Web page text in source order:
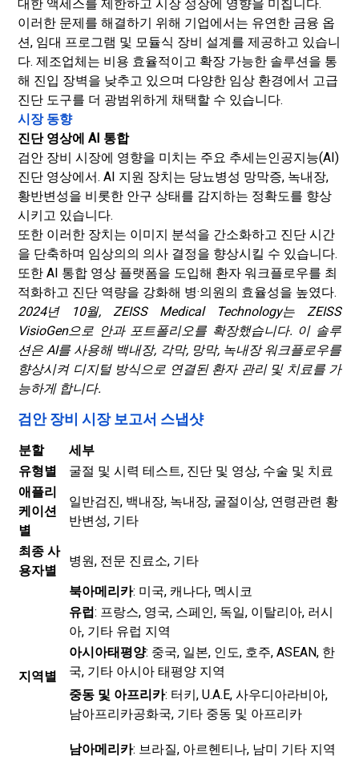
대한 액세스를 제한하고 시장 성장에 영향을 미칩니다.
이러한 문제를 해결하기 위해 기업에서는 유연한 금융 옵
션, 임대 프로그램 및 모듈식 장비 설계를 제공하고 있습니
다. 제조업체는 비용 효율적이고 확장 가능한 솔루션을 통
해 진입 장벽을 낮추고 있으며 다양한 임상 환경에서 고급
진단 도구를 더 광범위하게 채택할 수 있습니다.
시장 동향
진단 영상에 AI 통합
검안 장비 시장에 영향을 미치는 주요 추세는인공지능(AI)
진단 영상에서. AI 지원 장치는 당뇨병성 망막증, 녹내장,
황반변성을 비롯한 안구 상태를 감지하는 정확도를 향상
시키고 있습니다.
또한 이러한 장치는 이미지 분석을 간소화하고 진단 시간
을 단축하며 임상의의 의사 결정을 향상시킬 수 있습니다.
또한 AI 통합 영상 플랫폼을 도입해 환자 워크플로우를 최
적화하고 진단 역량을 강화해 병·의원의 효율성을 높였다.
2024년 10월, ZEISS Medical Technology는 ZEISS
VisioGen으로 안과 포트폴리오를 확장했습니다. 이 솔루
션은 AI를 사용해 백내장, 각막, 망막, 녹내장 워크플로우를
향상시켜 디지털 방식으로 연결된 환자 관리 및 치료를 가
능하게 합니다.
검안 장비 시장 보고서 스냅샷
분할
세부
유형별
굴절 및 시력 테스트, 진단 및 영상, 수술 및 치료
애플리
케이션
별
일반검진, 백내장, 녹내장, 굴절이상, 연령관련 황
반변성, 기타
최종 사
용자별
병원, 전문 진료소, 기타
지역별
북아메리카: 미국, 캐나다, 멕시코
유럽: 프랑스, ​​영국, 스페인, 독일, 이탈리아, 러시
아, 기타 유럽 지역
아시아태평양: 중국, 일본, 인도, 호주, ASEAN, 한
국, 기타 아시아 태평양 지역
중동 및 아프리카: 터키, U.A.E, 사우디아라비아,
남아프리카공화국, 기타 중동 및 아프리카
남아메리카: 브라질, 아르헨티나, 남미 기타 지역